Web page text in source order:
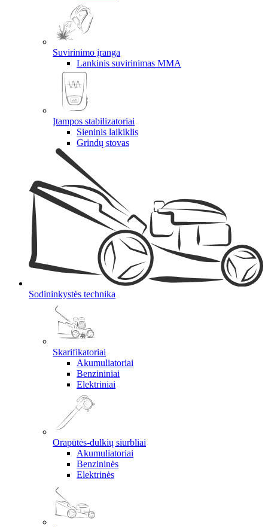
Suvirinimo įranga
Lankinis suvirinimas MMA
Įtampos stabilizatoriai
Sieninis laikiklis
Grindų stovas
Sodininkystės technika
Skarifikatoriai
Akumuliatoriai
Benzininiai
Elektriniai
Orapūtės-dulkių siurbliai
Akumuliatoriai
Benzininės
Elektrinės